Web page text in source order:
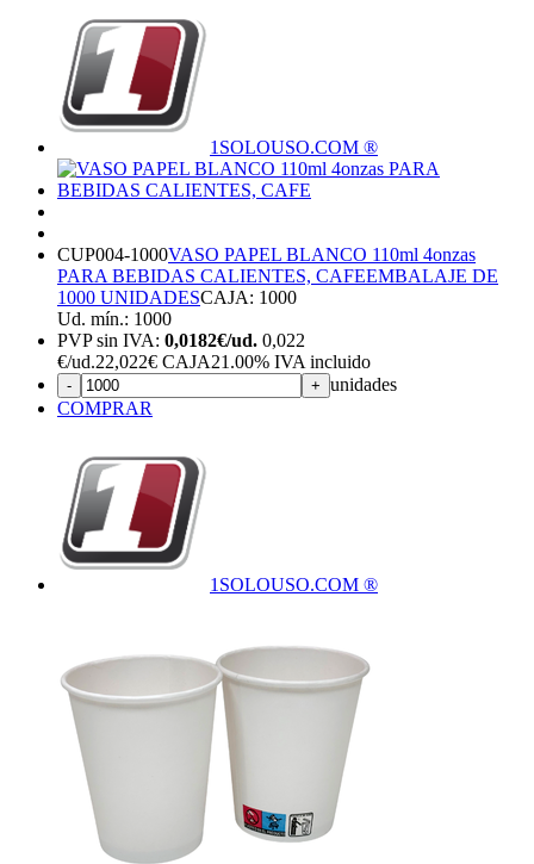
1SOLOUSO.COM ®
CUP004-1000VASO PAPEL BLANCO 110ml 4onzas
PARA BEBIDAS CALIENTES, CAFEEMBALAJE DE
1000 UNIDADESCAJA: 1000
Ud. mín.: 1000
PVP sin IVA: 0,0182€/ud. 0,022
€/ud.22,022€ CAJA21.00% IVA incluido
- + unidades
COMPRAR
1SOLOUSO.COM ®